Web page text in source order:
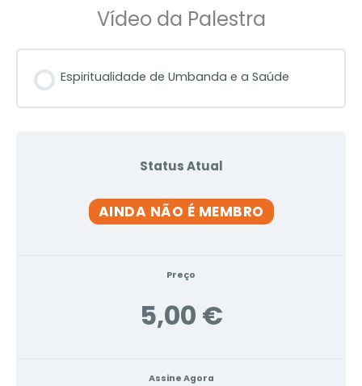
Vídeo da Palestra
Espiritualidade de Umbanda e a Saúde
Status Atual
AINDA NÃO É MEMBRO
Preço
5,00 €
Assine Agora